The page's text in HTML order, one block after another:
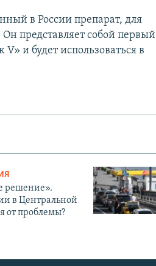
в России препарат, для
представляет собой первый
и будет использоваться в
решение».
в Центральной
от проблемы?